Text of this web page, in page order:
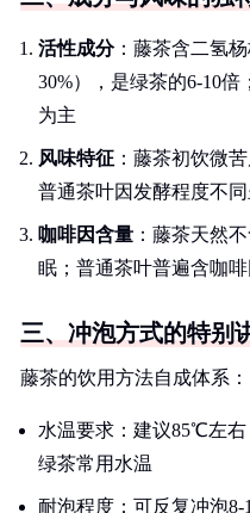
活性成分：藤茶含二氢
30%），是绿茶的6-10
为主
风味特征 ：藤茶初饮微
普通茶叶因发酵程度不
咖啡因含量 ：藤茶天然
眠；普通茶叶普遍含咖啡
三、冲泡方式的特别
藤茶的饮用方法自成体系：
水温要求：建议85℃左
绿茶常用水温
耐泡程度：可反复冲泡